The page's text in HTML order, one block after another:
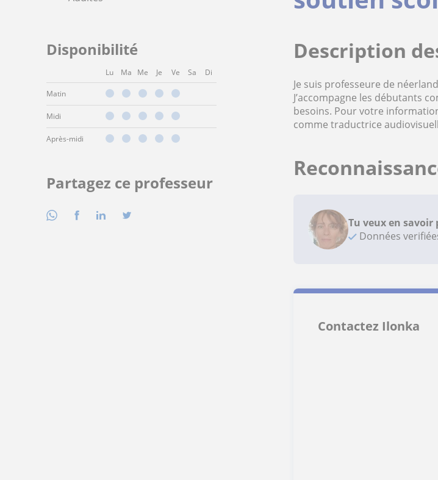
Disponibilité
Lu Ma Me Je Ve Sa Di
Matin
Midi
Après-midi
Partagez ce professeur
Description
Je suis professeure de
J’accompagne les débutants
besoins. Pour votre
comme traductrice
Tu veux en savoir
Données
Contactez Ilonka